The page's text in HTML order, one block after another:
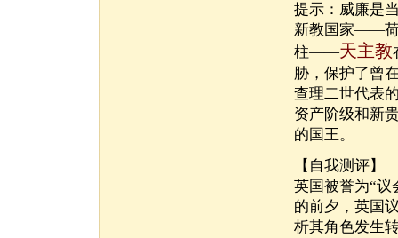
提示：威廉是
新教国家——荷
柱——天主教
胁，保护了曾
查理二世代表
资产阶级和新
的国王。
【自我测评】
英国被誉为“议
的前夕，英国
析其角色发生